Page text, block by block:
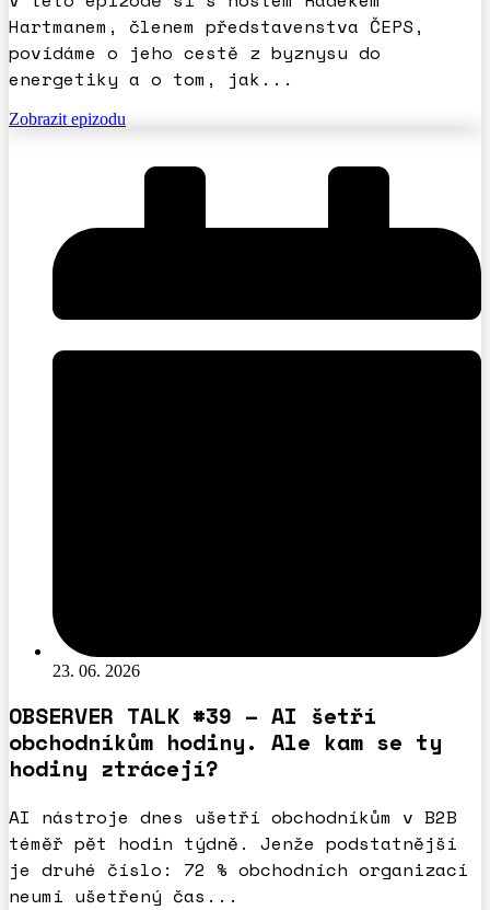
Hartmanem, členem představenstva ČEPS,
povídáme o jeho cestě z byznysu do
energetiky a o tom, jak...
Zobrazit epizodu
23. 06. 2026
OBSERVER TALK #39 – AI šetří
obchodníkům hodiny. Ale kam se ty
hodiny ztrácejí?
AI nástroje dnes ušetří obchodníkům v B2B
téměř pět hodin týdně. Jenže podstatnější
je druhé číslo: 72 % obchodních organizací
neumí ušetřený čas...